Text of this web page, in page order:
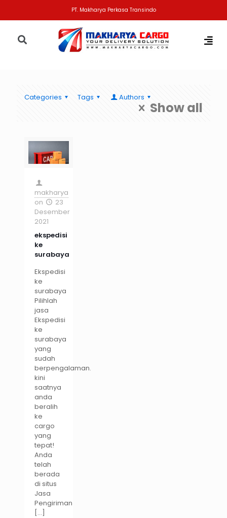
PT. Makharya Perkasa Transindo
Categories Tags Authors
Show all
makharya
on
23
Desember
2021
ekspedisi
ke
surabaya
Ekspedisi
ke
surabaya
Pilihlah
jasa
Ekspedisi
ke
surabaya
yang
sudah
berpengalaman.
kini
saatnya
anda
beralih
ke
cargo
yang
tepat!
Anda
telah
berada
di situs
Jasa
Pengiriman
[…]